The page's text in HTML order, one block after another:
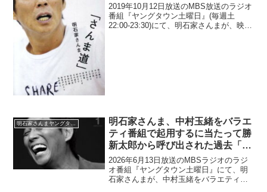
カーが懐かしい」と語る
2019年10月12日放送のMBS放送のラジオ
番組『ヤングタウン土曜日』(毎週土
22:00-23:30)にて、明石家さんまが、映画
明石家さんまヤングタウン
明石家さんま、中村玉緒をバラエ
ティ番組で起用するに当たって勝
新太郎から呼び出された過去「物
凄い緊張して…」
2026年6月13日放送のMBSラジオのラジ
オ番組『ヤングタウン土曜日』にて、明
石家さんまが、中村玉緒をバラエティ番